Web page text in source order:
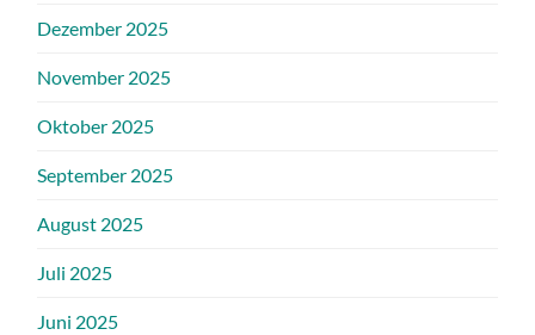
Dezember 2025
November 2025
Oktober 2025
September 2025
August 2025
Juli 2025
Juni 2025